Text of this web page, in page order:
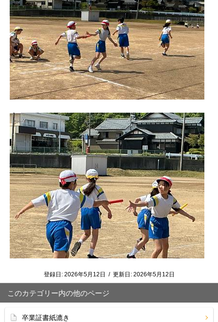
登録日: 2026年5月12日 / 更新日: 2026年5月12日
このカテゴリー内の他のページ
卒業証書紙漉き